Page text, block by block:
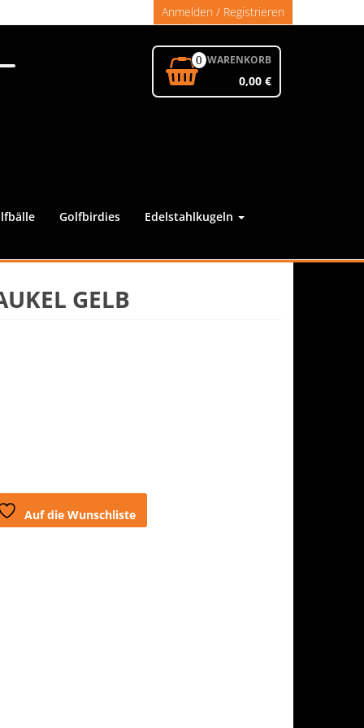
Anmelden / Registrieren
0 WARENKORB
0,00 €
Golfbirdies Edelstahlkugeln
GELB
Auf die Wunschliste